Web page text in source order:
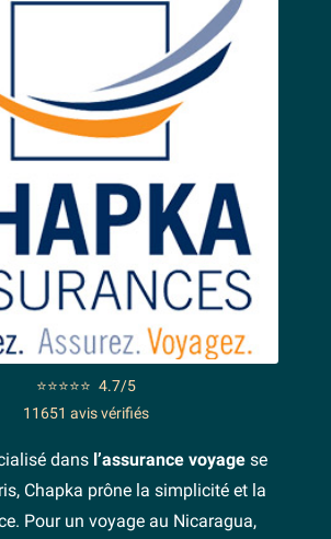
⭐⭐⭐⭐⭐ 4.7/5
11651 avis vérifiés
dans l’assurance voyagese
Chapka prône la simplicité et la
Pour un voyage au Nicaragua,